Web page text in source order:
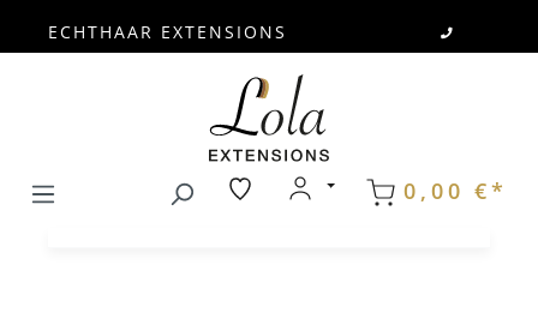
ECHTHAAR EXTENSIONS
0,00 €*